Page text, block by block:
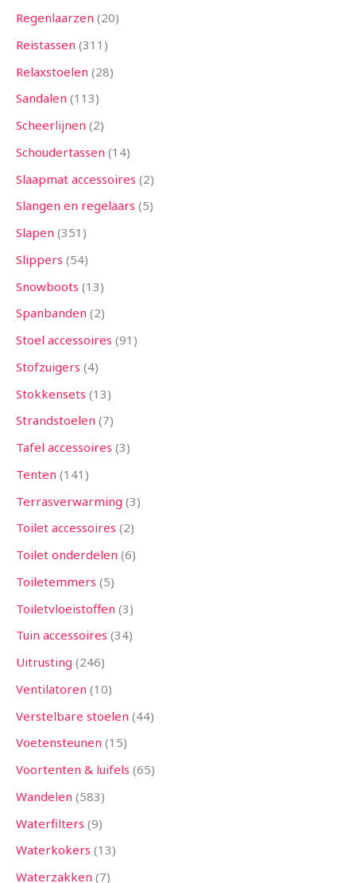
Regenlaarzen 20
Reistassen 311
Relaxstoelen 28
Sandalen 113
Scheerlijnen 2
Schoudertassen 14
Slaapmat accessoires 2
Slangen en regelaars 5
Slapen 351
Slippers 54
Snowboots 13
Spanbanden 2
Stoel accessoires 91
Stofzuigers 4
Stokkensets 13
Strandstoelen 7
Tafel accessoires 3
Tenten 141
Terrasverwarming 3
Toilet accessoires 2
Toilet onderdelen 6
Toiletemmers 5
Toiletvloeistoffen 3
Tuin accessoires 34
Uitrusting 246
Ventilatoren 10
Verstelbare stoelen 44
Voetensteunen 15
Voortenten & luifels 65
Wandelen 583
Waterfilters 9
Waterkokers 13
Waterzakken 7